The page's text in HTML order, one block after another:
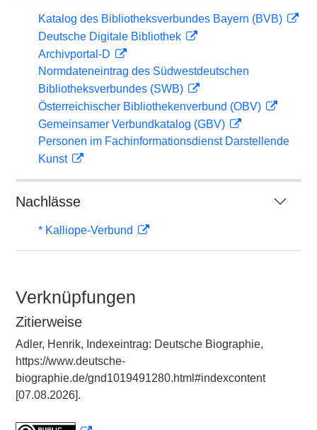
Katalog des Bibliotheksverbundes Bayern (BVB)
Deutsche Digitale Bibliothek
Archivportal-D
Normdateneintrag des Südwestdeutschen
Bibliotheksverbundes (SWB)
Österreichischer Bibliothekenverbund (OBV)
Gemeinsamer Verbundkatalog (GBV)
Personen im Fachinformationsdienst Darstellende
Kunst
Nachlässe
* Kalliope-Verbund
Verknüpfungen
Zitierweise
Adler, Henrik, Indexeintrag: Deutsche Biographie,
https://www.deutsche-
biographie.de/gnd1019491280.html#indexcontent
[07.08.2026].